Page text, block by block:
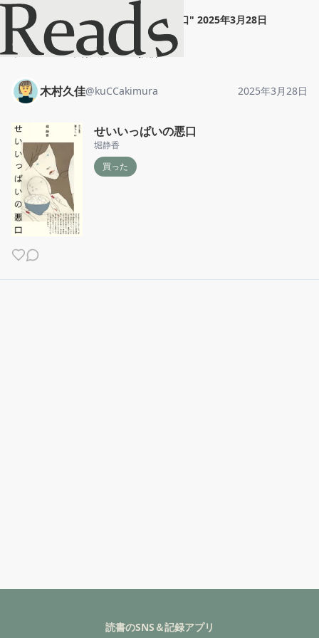
木村久佳"せいいっぱいの悪口" 2025年3月28日
ホーム 木村久佳 投稿
木村久佳@kuCCakimura 2025年3月28日
せいいっぱいの悪口
堀静香
買った
読書のSNS＆記録アプリ